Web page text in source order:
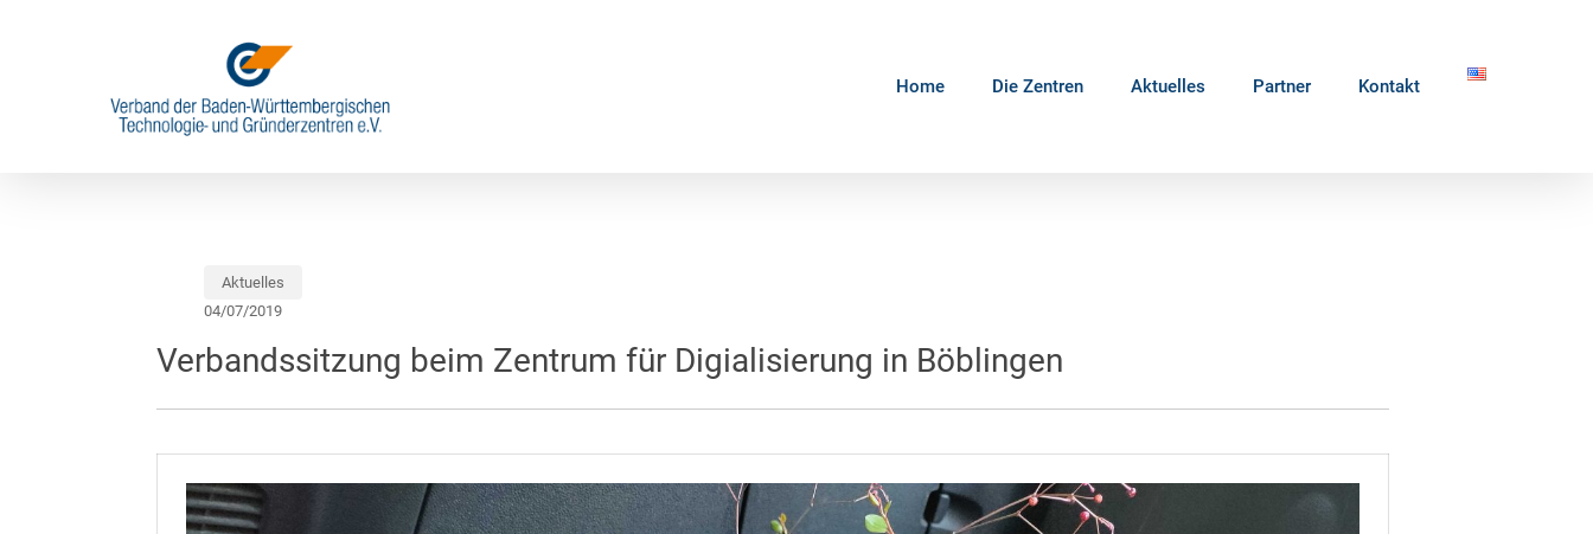
Home Die Zentren Aktuelles Partner Kontakt
Aktuelles
04/07/2019
Verbandssitzung beim Zentrum für Digialisierung in Böblingen